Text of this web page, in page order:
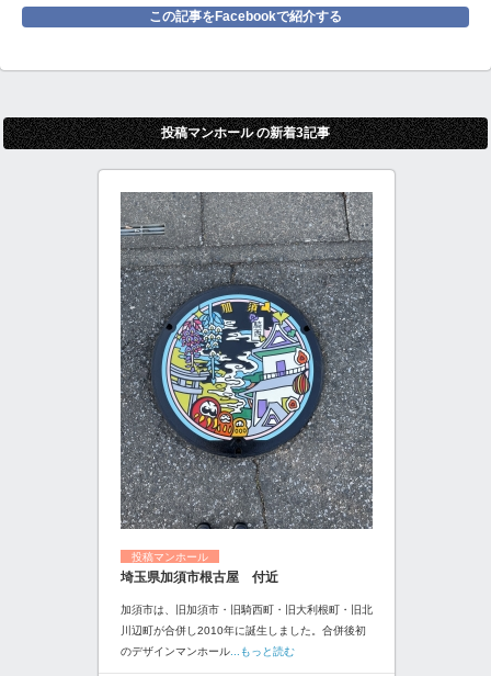
この記事をFacebookで紹介する
投稿マンホール の新着3記事
投稿マンホール
埼玉県加須市根古屋 付近
加須市は、旧加須市・旧騎西町・旧大利根町・旧北
川辺町が合併し2010年に誕生しました。合併後初
のデザインマンホール ...もっと読む